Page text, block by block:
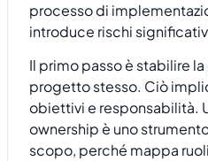
processo di
introduce rischi
Il primo passo è stabilire
progetto stesso. Ciò
obiettivi e responsabilità.
ownership è uno
scopo, perché mappa